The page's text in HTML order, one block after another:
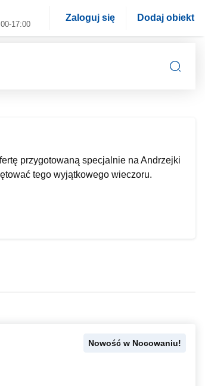
17:00
Zaloguj się Dodaj obiekt
przygotowaną specjalnie na Andrzejki
tego wyjątkowego wieczoru.
Nowość w Nocowaniu!